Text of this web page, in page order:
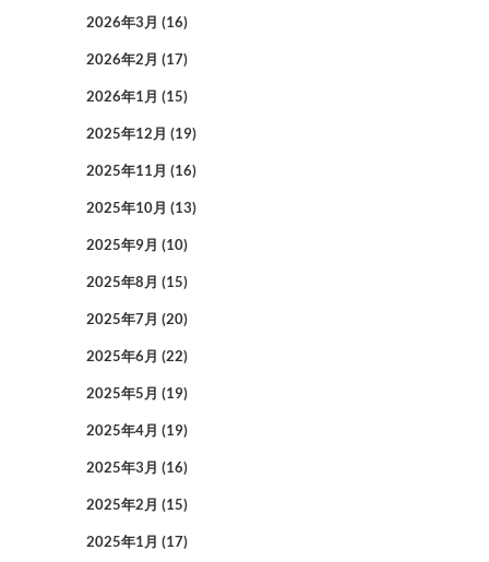
2026年3月 (16)
2026年2月 (17)
2026年1月 (15)
2025年12月 (19)
2025年11月 (16)
2025年10月 (13)
2025年9月 (10)
2025年8月 (15)
2025年7月 (20)
2025年6月 (22)
2025年5月 (19)
2025年4月 (19)
2025年3月 (16)
2025年2月 (15)
2025年1月 (17)